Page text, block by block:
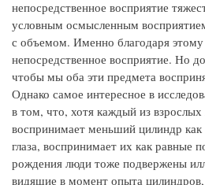
непосредственное восприятие
условным осмысленным
с объемом. Именно благодаря этому
непосредственное восприятие. Но
чтобы мы оба эти предмета
Однако самое интересное в
в том, что, хотя каждый из взрослых
воспринимает меньший цилиндр
глаза, воспринимает их как равные
рождения люди тоже подвержены
видящие в момент опыта